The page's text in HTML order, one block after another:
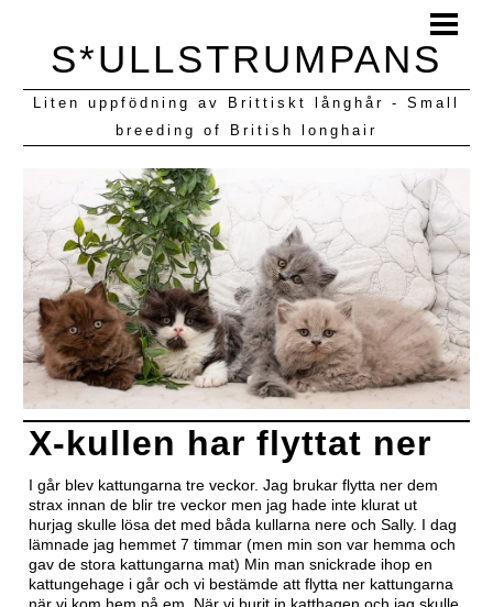
BLOGG
KULLAR VI HAFT
S*ULLSTRUMPANS
Liten uppfödning av Brittiskt långhår - Small
breeding of British longhair
X-kullen har flyttat ner
I går blev kattungarna tre veckor. Jag brukar flytta ner dem
strax innan de blir tre veckor men jag hade inte klurat ut
hurjag skulle lösa det med båda kullarna nere och Sally. I dag
lämnade jag hemmet 7 timmar (men min son var hemma och
gav de stora kattungarna mat) Min man snickrade ihop en
kattungehage i går och vi bestämde att flytta ner kattungarna